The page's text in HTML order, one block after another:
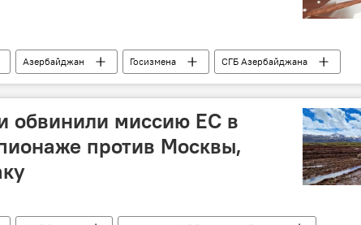
Азербайджан Госизмена
СГБ Азербайджана
обвинили миссию ЕС в
против Москвы,